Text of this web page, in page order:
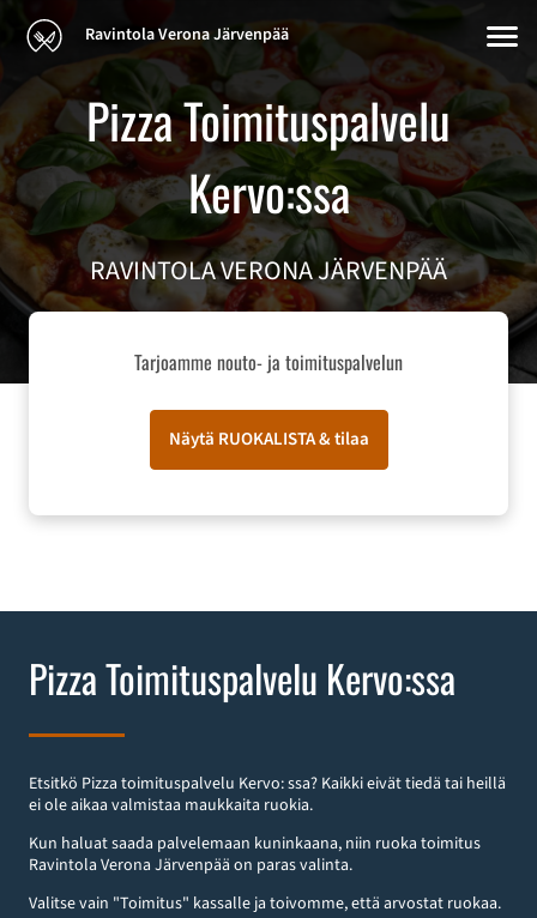
Ravintola Verona Järvenpää
Pizza Toimituspalvelu
Kervo:ssa
RAVINTOLA VERONA JÄRVENPÄÄ
Tarjoamme nouto- ja toimituspalvelun
Näytä RUOKALISTA & tilaa
Pizza Toimituspalvelu Kervo:ssa
Etsitkö Pizza toimituspalvelu Kervo: ssa? Kaikki eivät tiedä tai heillä
ei ole aikaa valmistaa maukkaita ruokia.
Kun haluat saada palvelemaan kuninkaana, niin ruoka toimitus
Ravintola Verona Järvenpää on paras valinta.
Valitse vain "Toimitus" kassalle ja toivomme, että arvostat ruokaa.